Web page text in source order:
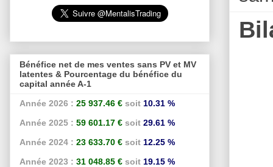
Bénéfice net de mes ventes sans PV et MV
latentes & Pourcentage du bénéfice du
capital année A-1
Année 2026 : 25 937.46 € soit 10.31 %
Année 2025 : 59 601.17 € soit 29.61 %
Année 2024 : 23 633.70 € soit 12.25 %
Année 2023 : 31 048.85 € soit 19.15 %